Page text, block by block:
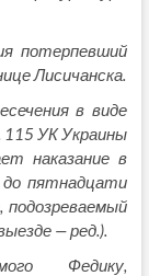
потерпевший
Лисичанска.
в виде
115 УК Украины
наказание в
пятнадцати
подозреваемый
— ред.).
Федику,